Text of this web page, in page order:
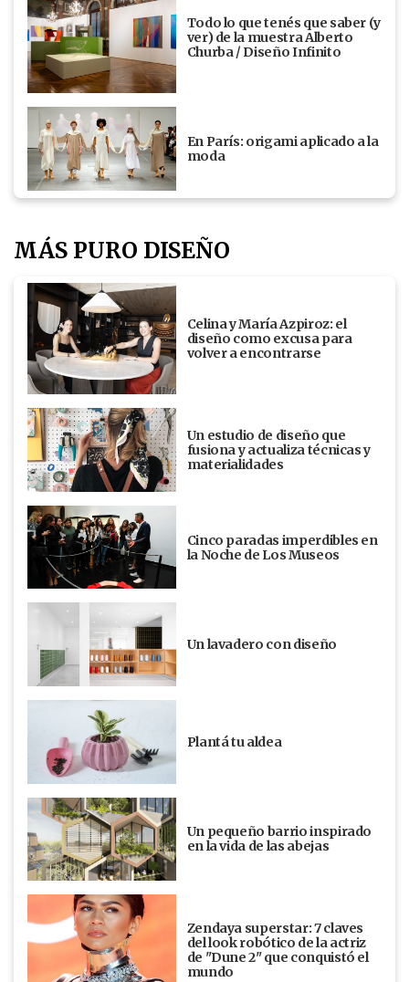
Todo lo que tenés que saber (y
ver) de la muestra Alberto
Churba / Diseño Infinito
En París: origami aplicado a la
moda
MÁS PURO DISEÑO
Celina y María Azpiroz: el
diseño como excusa para
volver a encontrarse
Un estudio de diseño que
fusiona y actualiza técnicas y
materialidades
Cinco paradas imperdibles en
la Noche de Los Museos
Un lavadero con diseño
Plantá tu aldea
Un pequeño barrio inspirado
en la vida de las abejas
Zendaya superstar: 7 claves
del look robótico de la actriz
de "Dune 2" que conquistó el
mundo